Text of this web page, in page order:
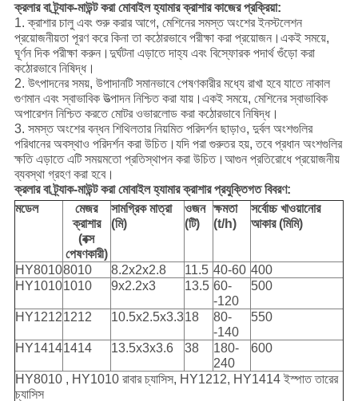
ক্রলার বা ট্র্যাক-মাউন্ট করা মোবাইল হ্যামার ক্রাশার কাজের প্রক্রিয়া:
1. ক্রাশার চালু এবং শুরু করার আগে, মেশিনের সমস্ত অংশের ইনস্টলেশন
প্রয়োজনীয়তা পূরণ করে কিনা তা কঠোরভাবে পরীক্ষা করা প্রয়োজন।একই সময়ে,
ঘূর্ণন দিক পরীক্ষা করুন।দুর্ঘটনা এড়াতে দাহ্য এবং বিস্ফোরক পদার্থ গুঁড়ো করা
কঠোরভাবে নিষিদ্ধ।
2. উৎপাদনের সময়, উপাদানটি সমানভাবে পেষণকারীর মধ্যে রাখা হবে যাতে নাকাল
গুণমান এবং স্বাভাবিক উত্পাদন নিশ্চিত করা যায়।একই সময়ে, মেশিনের স্বাভাবিক
অপারেশন নিশ্চিত করতে মোটর ওভারলোড করা কঠোরভাবে নিষিদ্ধ।
3. সমস্ত অংশের বন্ধন শিথিলতার নিয়মিত পরিদর্শন ছাড়াও, দুর্বল অংশগুলির
পরিধানের অবস্থাও পরিদর্শন করা উচিত।যদি পরা গুরুতর হয়, তবে প্রধান অংশগুলির
ক্ষতি এড়াতে এটি সময়মতো প্রতিস্থাপন করা উচিত।আগুন প্রতিরোধে প্রয়োজনীয়
ব্যবস্থা গ্রহণ করা হবে।
ক্রলার বা ট্র্যাক-মাউন্ট করা মোবাইল হ্যামার ক্রাশার প্রযুক্তিগত বিবরণ:
মডেল
মেজর
ক্রাশার
(বক্স
পেষণকারী)
সামগ্রিক মাত্রা
(মি)
ওজন
(টি)
ক্ষমতা
(t/h)
সর্বোচ্চ খাওয়ানোর
আকার (মিমি)
HY80108010 8.2x2x2.8 11.5 40-60 400
HY10101010 9x2.2x3 13.5 60-
-120
500
HY12121212 10.5x2.5x3.318
80-
-140
550
HY14141414 13.5x3x3.6 38
180-
240
600
HY8010 , HY1010 রাবার চ্যাসিস, HY1212, HY1414 ইস্পাত তারের
চ্যাসিস